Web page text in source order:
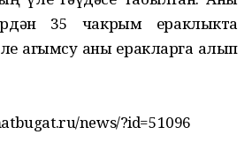
35 чакрым ераклыкта
агымсу аны еракларга алып
news/?id=51096